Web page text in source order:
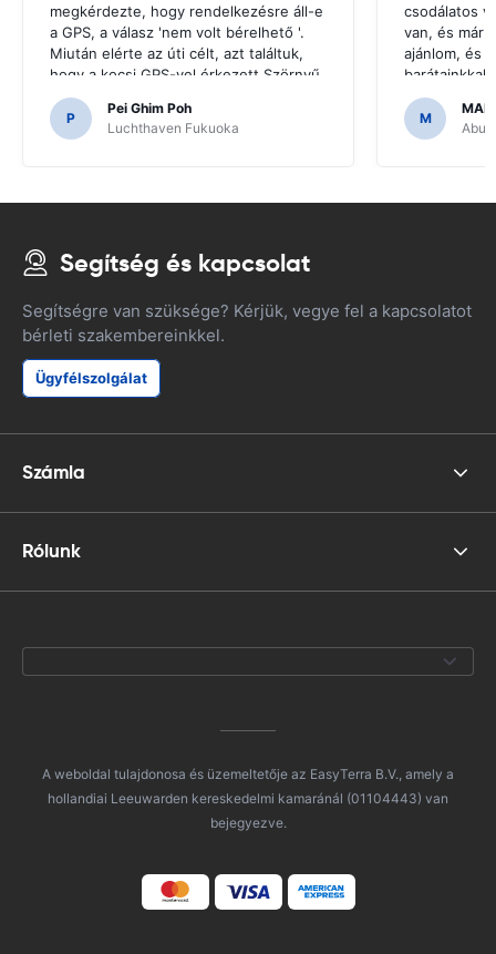
megkérdezte, hogy rendelkezésre áll-e
a GPS, a válasz 'nem volt bérelhető '.
Miután elérte az úti célt, azt találtuk,
hogy a kocsi GPS-vel érkezett.Szörnyű
lenne, ha úgy döntöttünk, hogy olyan
GPS-t vásárolunk, amire szükség van a
japán utak navigálásához.
P
Pei Ghim Poh
Luchthaven Fukuoka
csodálatos
van, és már
ajánlom, és
barátainkkal
hogy
M
Abu
Segítség és kapcsolat
Segítségre van szüksége? Kérjük, vegye fel a kapcsolatot
bérleti szakembereinkkel.
Ügyfélszolgálat
Számla
Rólunk
A weboldal tulajdonosa és üzemeltetője az EasyTerra B.V., amely a
hollandiai Leeuwarden kereskedelmi kamaránál (01104443) van
bejegyezve.